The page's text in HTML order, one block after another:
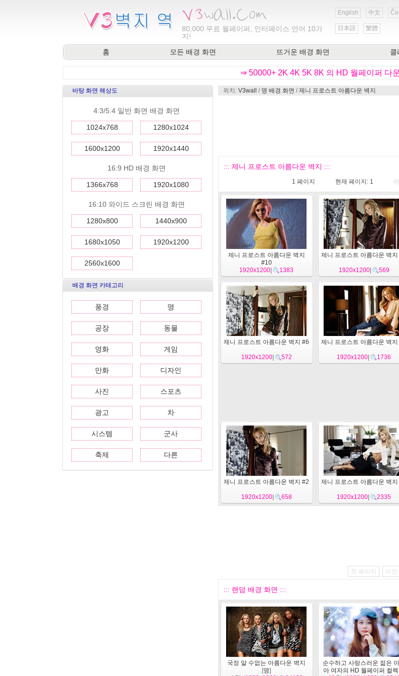
80,000 무료 월페이퍼, 인터페이스 언어 10가
지!
English 中文
日本語 繁體
홈 모든 배경 화면 뜨거운 배경 화면 클
⇒ 50000+ 2K 4K 5K 8K 의 HD 월페이퍼 다
바탕 화면 해상도
4:3/5:4 일반 화면 배경 화면
1024x768 1280x1024
1600x1200 1920x1440
16:9 HD 배경 화면
1366x768 1920x1080
16:10 와이드 스크린 배경 화면
1280x800 1440x900
1680x1050 1920x1200
2560x1600
배경 화면 카테고리
풍경 명
공장 동물
영화 게임
만화 디자인
사진 스포츠
광고 차
시스템 군사
축제 다른
위치: V3wall / 명 배경 화면 /제니 프로스트 아름다운 벽지
::: 제니 프로스트 아름다운 벽지 :::
1 페이지 현재 페이지: 1
제니 프로스트 아름다운 벽지
#10
1920x1200
1383
제니 프로스트 아름다운 벽지
1920x1200| 569
제니 프로스트 아름다운 벽지 #6
1920x1200| 572
제니 프로스트 아름다운 벽
1920x1200 1736
제니 프로스트 아름다운 벽지 #2
1920x1200| 658
제니 프로스트 아름다운 벽지
1920x1200 2335
첫 페이지 이전
::: 랜덤 배경 화면 :::
국정 알 수없는 아름다운 벽지
[명]
순수하고 사랑스러운 젊은 아
아 여자의 HD 월페이퍼 컬렉